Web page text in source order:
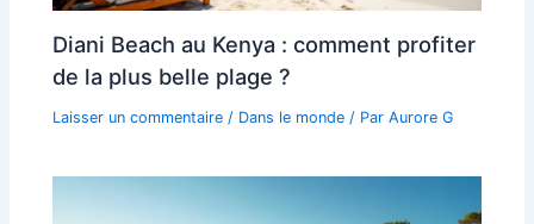
Diani Beach au Kenya : comment profiter
de la plus belle plage ?
Laisser un commentaire / Dans le monde / ParAurore G